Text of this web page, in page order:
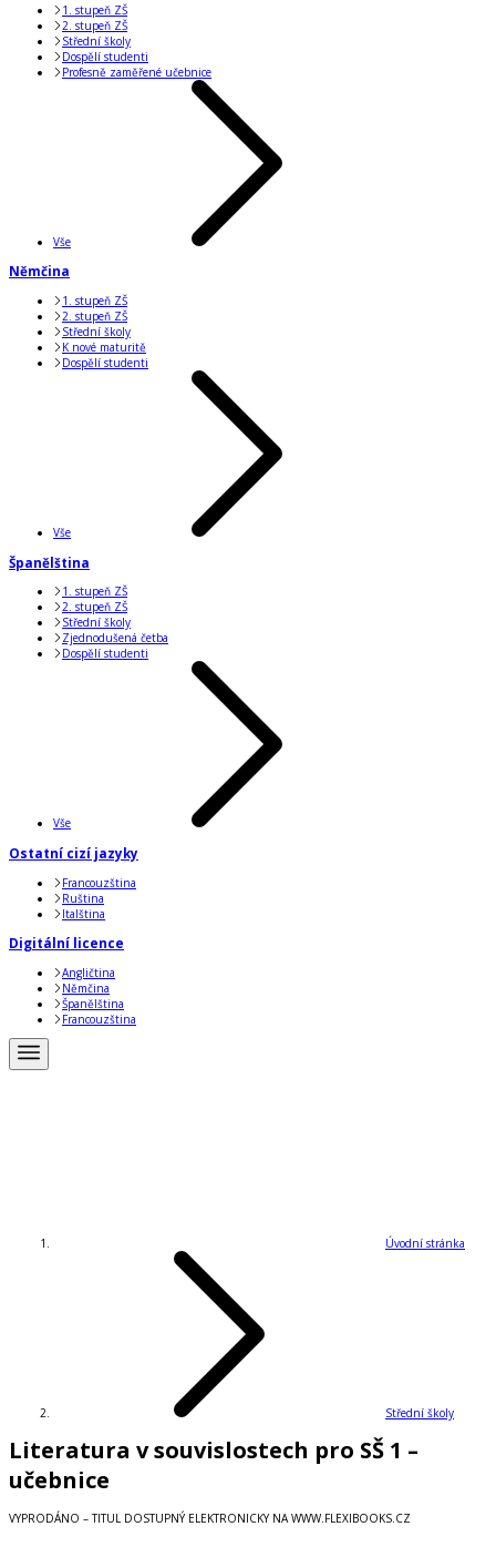
1. stupeň ZŠ
2. stupeň ZŠ
Střední školy
Dospělí studenti
Profesně zaměřené učebnice
Vše
Němčina
1. stupeň ZŠ
2. stupeň ZŠ
Střední školy
K nové maturitě
Dospělí studenti
Vše
Španělština
1. stupeň ZŠ
2. stupeň ZŠ
Střední školy
Zjednodušená četba
Dospělí studenti
Vše
Ostatní cizí jazyky
Francouzština
Ruština
Italština
Digitální licence
Angličtina
Němčina
Španělština
Francouzština
Úvodní stránka
Střední školy
Literatura v souvislostech pro SŠ 1 –
učebnice
VYPRODÁNO – TITUL DOSTUPNÝ ELEKTRONICKY NA WWW.FLEXIBOOKS.CZ